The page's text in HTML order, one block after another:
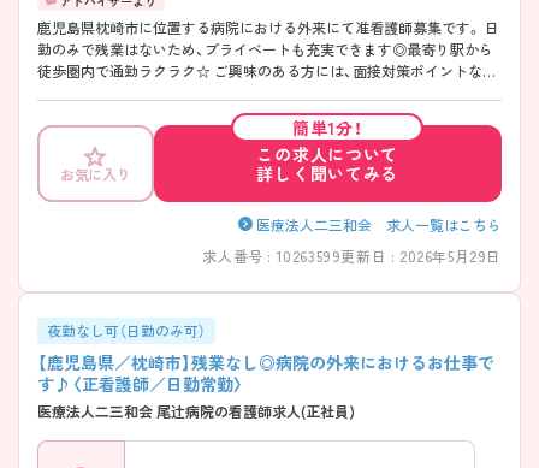
鹿児島県枕崎市に位置する病院における外来にて准看護師募集です。 日
勤のみで残業はないため、プライベートも充実できます◎最寄り駅から
徒歩圏内で通勤ラクラク☆ ご興味のある方には、面接対策ポイントな
お気に入り
簡単1分！
この求人について
詳しく聞いてみる
医療法人二三和会 求人一覧はこちら
求人番号 : 10263599更新日 : 2026年5月29日
夜勤なし可（日勤のみ可）
【鹿児島県／枕崎市】残業なし◎病院の外来におけるお仕事で
す♪〈正看護師／日勤常勤〉
医療法人二三和会 尾辻病院の看護師求人(正社員)